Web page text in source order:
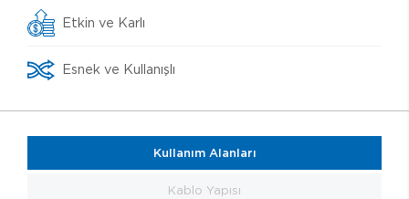
Etkin ve Karlı
Esnek ve Kullanışlı
Kullanım Alanları
Kablo Yapısı